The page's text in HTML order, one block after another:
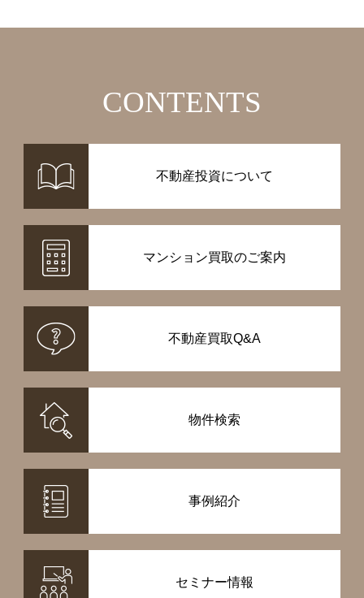
CONTENTS
不動産投資について
マンション買取のご案内
不動産買取Q&A
物件検索
事例紹介
セミナー情報